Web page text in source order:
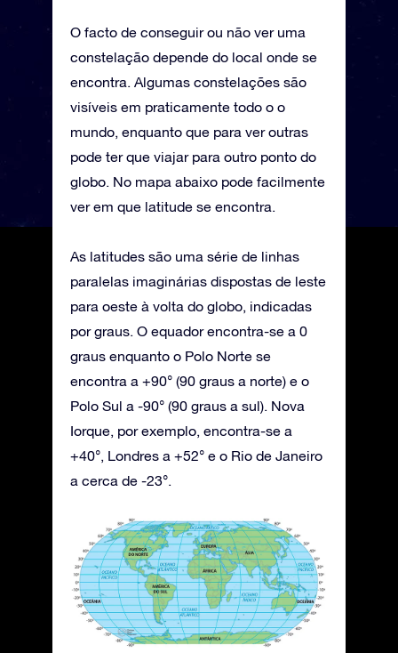
O facto de conseguir ou não ver uma
constelação depende do local onde se
encontra. Algumas constelações são
visíveis em praticamente todo o o
mundo, enquanto que para ver outras
pode ter que viajar para outro ponto do
globo. No mapa abaixo pode facilmente
ver em que latitude se encontra.
As latitudes são uma série de linhas
paralelas imaginárias dispostas de leste
para oeste à volta do globo, indicadas
por graus. O equador encontra-se a 0
graus enquanto o Polo Norte se
encontra a +90° (90 graus a norte) e o
Polo Sul a -90° (90 graus a sul). Nova
Iorque, por exemplo, encontra-se a
+40°, Londres a +52° e o Rio de Janeiro
a cerca de -23°.